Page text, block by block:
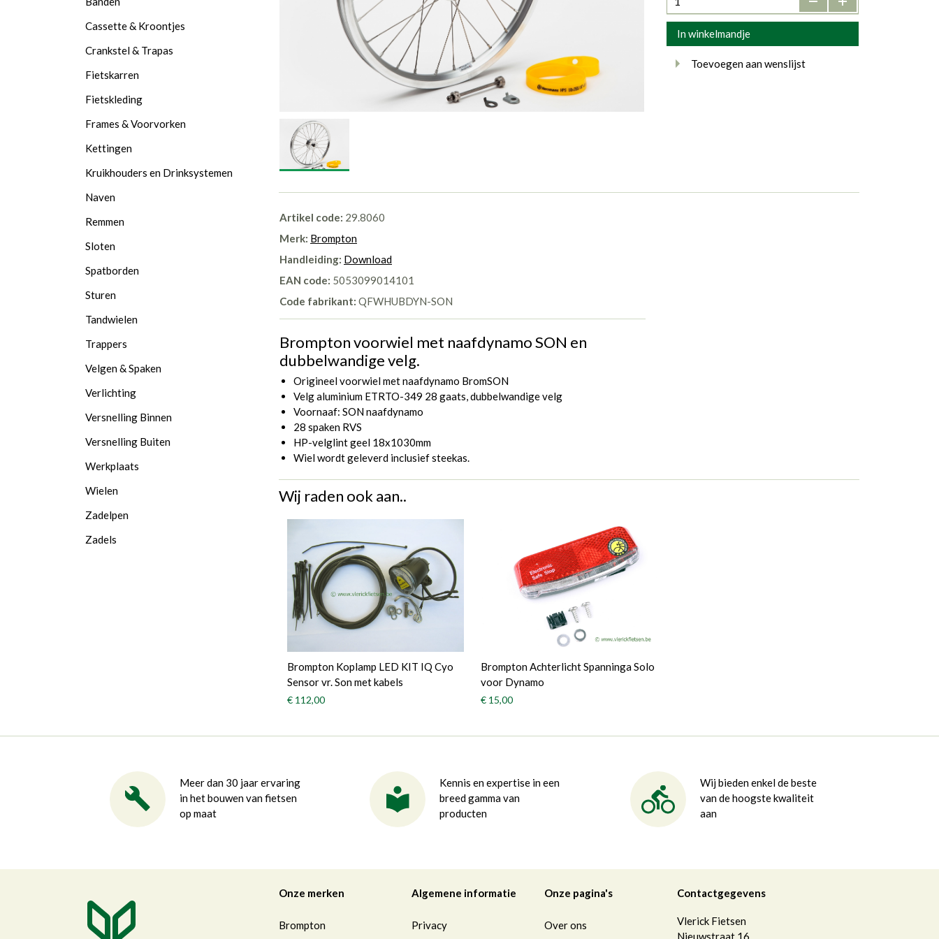
In winkelmandje
Toevoegen aan wenslijst
Artikel code: 29.8060
Merk: Brompton
Handleiding: Download
EAN code: 5053099014101
Code fabrikant: QFWHUBDYN-SON
Brompton voorwiel met naafdynamo SON en
dubbelwandige velg.
Origineel voorwiel met naafdynamo BromSON
Velg aluminium ETRTO-349 28 gaats, dubbelwandige velg
Voornaaf: SON naafdynamo
28 spaken RVS
HP-velglint geel 18x1030mm
Wiel wordt geleverd inclusief steekas.
Wij raden ook aan..
Brompton Koplamp LED KIT IQ Cyo
Sensor vr. Son met kabels
€ 112,00
Brompton Achterlicht Spanninga Solo
voor Dynamo
€ 15,00
Cassette & Kroontjes
Crankstel & Trapas
Fietskarren
Fietskleding
Frames & Voorvorken
Kettingen
Kruikhouders en Drinksystemen
Naven
Remmen
Sloten
Spatborden
Sturen
Tandwielen
Trappers
Velgen & Spaken
Verlichting
Versnelling Binnen
Versnelling Buiten
Werkplaats
Wielen
Zadelpen
Zadels
Meer dan 30 jaar ervaring
in het bouwen van fietsen
op maat
Kennis en expertise in een
breed gamma van
producten
Wij bieden enkel de beste
van de hoogste kwaliteit
aan
Onze merken
Brompton
Algemene informatie
Privacy
Onze pagina's
Over ons
Contactgegevens
Vlerick Fietsen
Nieuwstraat 16